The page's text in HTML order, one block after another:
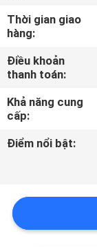
KIỂM
SOÁT
CHẤT
LƯỢNG
VỚI
CHÚNG
Thời gian giao
hàng:
Điều khoản
thanh toán:
Khả năng cung
cấp:
Điểm nổi bật: